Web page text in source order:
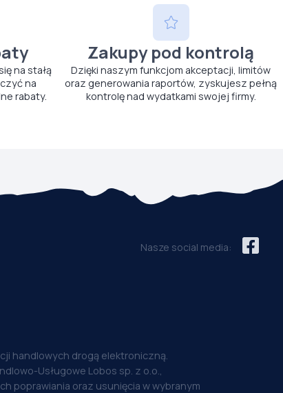
na stałą
na
rabaty.
Zakupy pod kontrolą
Dzięki naszym funkcjom akceptacji, limitów
oraz generowania raportów, zyskujesz pełną
kontrolę nad wydatkami swojej firmy.
Nasze social media:
handlowych drogą elektroniczną.
Usługowe Lobos sp. z o.o.,
poprawiania oraz usunięcia w wybranym